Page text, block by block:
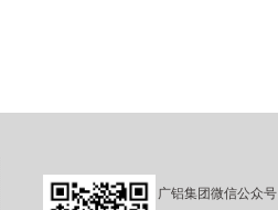
广铝集团微信公众号